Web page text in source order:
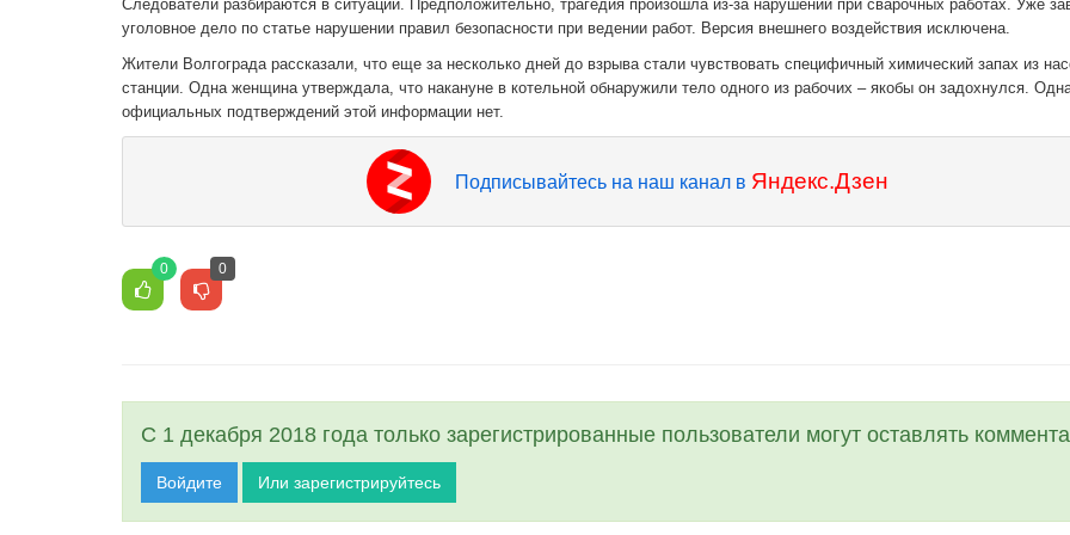
Следователи разбираются в ситуации. Предположительно, трагедия произошла из-за нарушений при сварочных работах. Уже
уголовное дело по статье нарушении правил безопасности при ведении работ. Версия внешнего воздействия исключена.
Жители Волгограда рассказали, что еще за несколько дней до взрыва стали чувствовать специфичный химический запах из
станции. Одна женщина утверждала, что накануне в котельной обнаружили тело одного из рабочих – якобы он задохнулся.
официальных подтверждений этой информации нет.
Подписывайтесь на наш канал в Яндекс.Дзен
0 0
С 1 декабря 2018 года только зарегистрированные пользователи могут оставлять
Войдите Или зарегистрируйтесь